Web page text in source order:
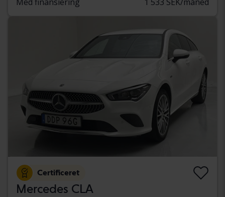
Certificeret
Mercedes CLA